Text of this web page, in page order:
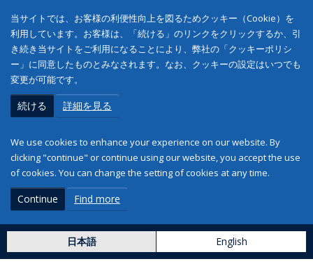
当サイトでは、お客様の利便性向上を図るためクッキー（Cookie）を
利用しています。お客様は、「続ける」のリンクをクリックするか、引
き続き当サイトをご利用になることにより、弊社の「クッキーポリシ
ー」に同意したものとみなされます。なお、クッキーの設定はいつでも
変更が可能です。
続ける 詳細を見る
We use cookies to enhance your experience on our website. By
clicking "continue" or continue using our website, you accept the use
of cookies. You can change the setting of cookies at any time.
Continue Find more
日本語 English